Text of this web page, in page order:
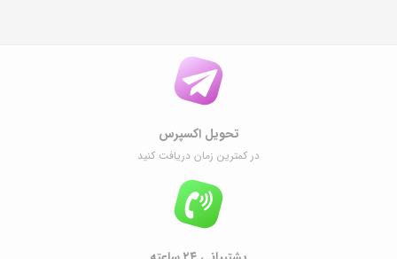
تحویل اکسپرس
در کمترین زمان دریافت کنید